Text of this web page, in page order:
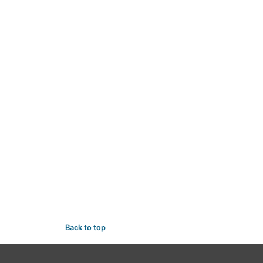
Back to top